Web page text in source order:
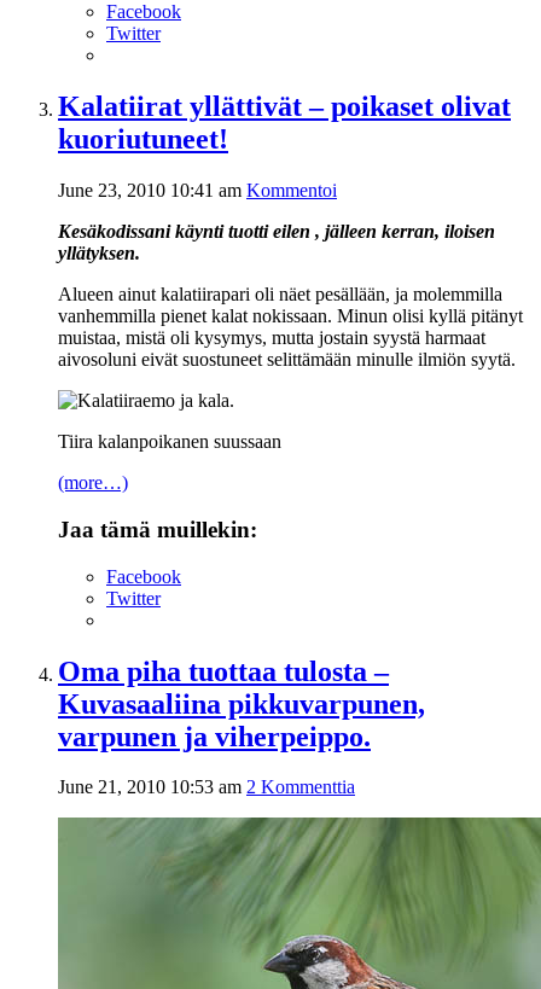
Facebook
Twitter
Kalatiirat yllättivät – poikaset olivat
kuoriutuneet!
June 23, 2010 10:41 am Kommentoi
Kesäkodissani käynti tuotti eilen , jälleen kerran, iloisen
yllätyksen.
Alueen ainut kalatiirapari oli näet pesällään, ja molemmilla
vanhemmilla pienet kalat nokissaan. Minun olisi kyllä pitänyt
muistaa, mistä oli kysymys, mutta jostain syystä harmaat
aivosoluni eivät suostuneet selittämään minulle ilmiön syytä.
Tiira kalanpoikanen suussaan
(more…)
Jaa tämä muillekin:
Facebook
Twitter
Oma piha tuottaa tulosta –
Kuvasaaliina pikkuvarpunen,
varpunen ja viherpeippo.
June 21, 2010 10:53 am 2 Kommenttia